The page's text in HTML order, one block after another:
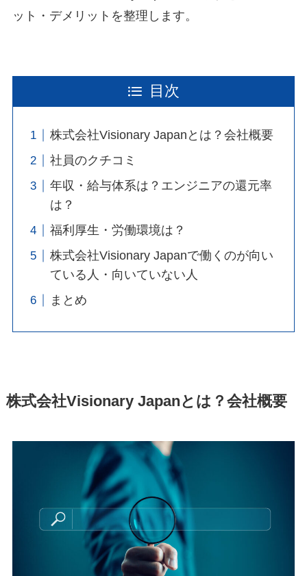
ット・デメリットを整理します。
目次
株式会社Visionary Japanとは？会社概要
社員のクチコミ
年収・給与体系は？エンジニアの還元率
は？
福利厚生・労働環境は？
株式会社Visionary Japanで働くのが向い
ている人・向いていない人
まとめ
株式会社Visionary Japanとは？会社概要